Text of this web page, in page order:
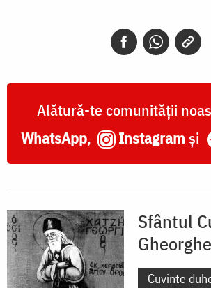
Alătură-te comunității
WhatsApp, Instagram și
Sfântul
Cuvinte